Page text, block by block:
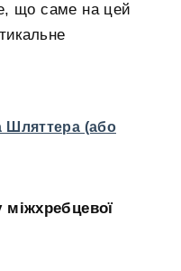
що саме на цей
Шляттера (або
міжхребцевої